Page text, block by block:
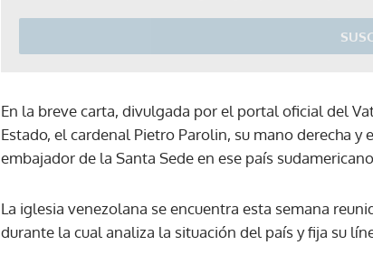
En la breve carta, divulgada por el portal oficial del
Estado, el cardenal Pietro Parolin, su mano derecha
embajador de la Santa Sede en ese país sudamericano.
La iglesia venezolana se encuentra esta semana
durante la cual analiza la situación del país y fija su